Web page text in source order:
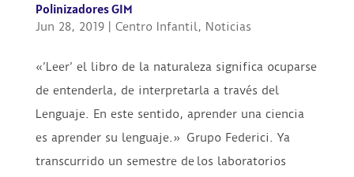
Polinizadores GIM
Jun 28, 2019| Centro Infantil, Noticias
«’Leer’ el libro de la naturaleza significa ocuparse
de entenderla, de interpretarla a través del
Lenguaje. En este sentido, aprender una ciencia
es aprender su lenguaje.» Grupo Federici. Ya
transcurrido un semestre de los laboratorios